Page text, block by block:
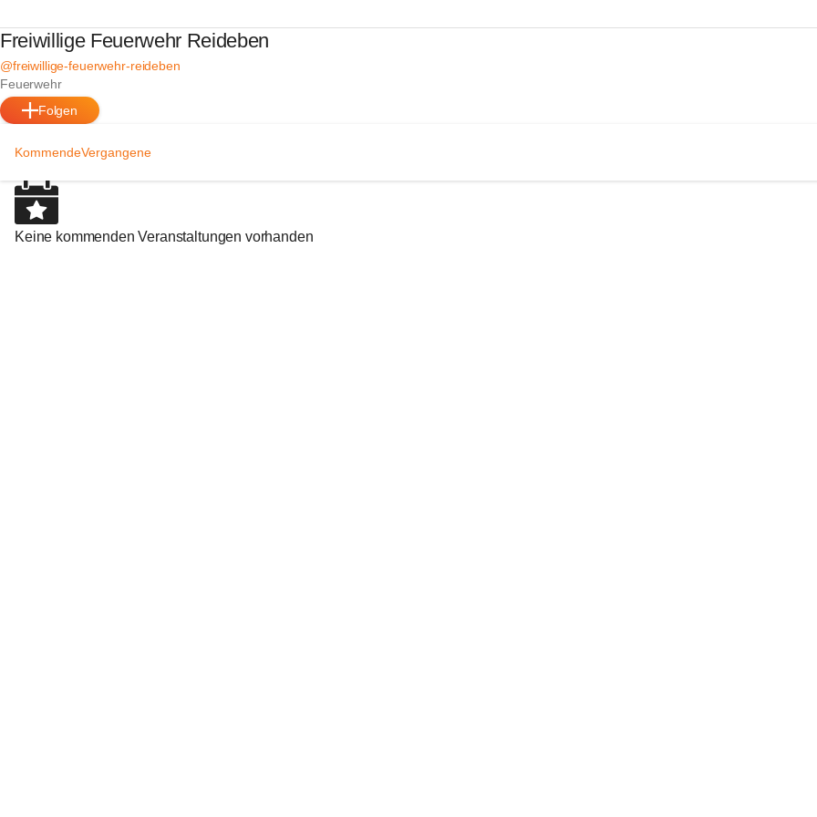
Freiwillige Feuerwehr Reideben
@freiwillige-feuerwehr-reideben
Feuerwehr
Folgen
KommendeVergangene
Keine kommenden Veranstaltungen vorhanden